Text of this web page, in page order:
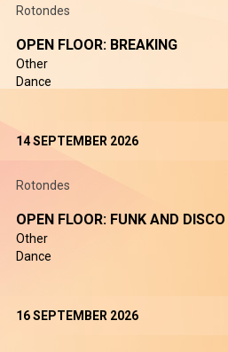
Rotondes
OPEN FLOOR: BREAKING
Other
Dance
14 SEPTEMBER 2026
Rotondes
OPEN FLOOR: FUNK AND DISCO
Other
Dance
16 SEPTEMBER 2026